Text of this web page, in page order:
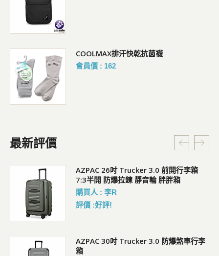
COOLMAX排汗快乾抗菌襪
會員價 : 162
最新評價
AZPAC 26吋 Trucker 3.0 前開行李箱
7:3半開 防爆拉鍊 靜音輪 胖胖箱
購買人 : 李R
評價 :好評!
AZPAC 30吋 Trucker 3.0 防爆煞車行李
箱